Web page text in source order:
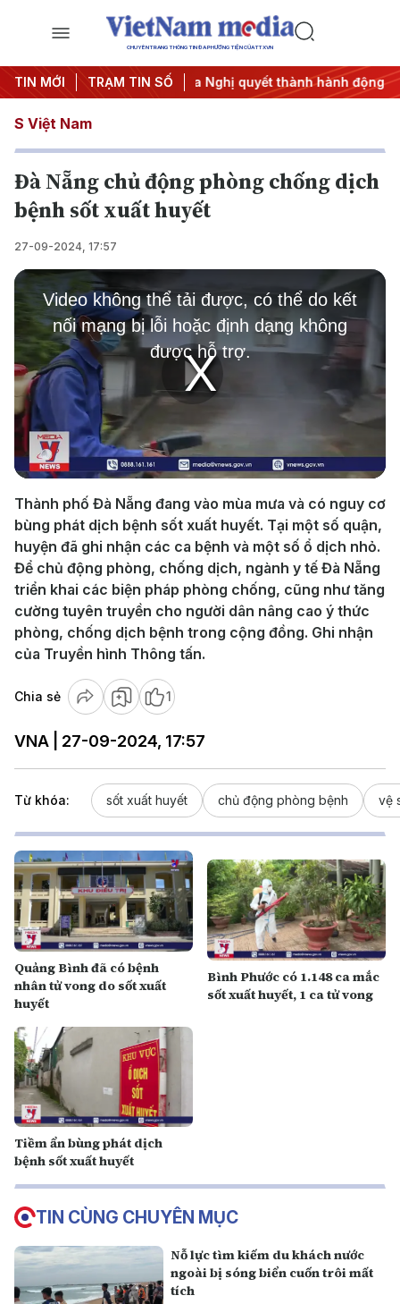
CHUYÊN TRANG THÔNG TIN ĐA PHƯƠNG TIỆN CỦA TTXVN
TIN MỚI TRẠM TIN SỐ
2027 #Đưa Nghị quyết thành hành động #Chiến
S Việt Nam
Đà Nẵng chủ động phòng chống dịch
bệnh sốt xuất huyết
27-09-2024, 17:57
Play
Video
This
is
a
modal
window.
Video không thể tải được, có thể do kết
nối mạng bị lỗi hoặc định dạng không
được hỗ trợ.
Thành phố Đà Nẵng đang vào mùa mưa và có nguy cơ
bùng phát dịch bệnh sốt xuất huyết. Tại một số quận,
huyện đã ghi nhận các ca bệnh và một số ổ dịch nhỏ.
Để chủ động phòng, chống dịch, ngành y tế Đà Nẵng
triển khai các biện pháp phòng chống, cũng như tăng
cường tuyên truyền cho người dân nâng cao ý thức
phòng, chống dịch bệnh trong cộng đồng. Ghi nhận
của Truyền hình Thông tấn.
Chia sẻ 1
VNA | 27-09-2024, 17:57
Từ khóa: sốt xuất huyết chủ động phòng bệnh vệ
Quảng Bình đã có bệnh
nhân tử vong do sốt xuất
huyết
Bình Phước có 1.148 ca mắc
sốt xuất huyết, 1 ca tử vong
Tiềm ẩn bùng phát dịch
bệnh sốt xuất huyết
TIN CÙNG CHUYÊN MỤC
Nỗ lực tìm kiếm du khách nước
ngoài bị sóng biển cuốn trôi mất
tích